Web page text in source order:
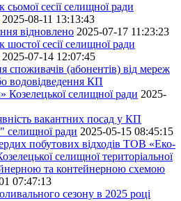
сесії селищної ради
2025-08-11 13:13:43
відновлено 2025-07-17 11:23:23
сесії селищної ради
2025-07-14 12:07:45
споживачів (абонентів) від мереж
водовідведення КП
Козелецької селищної ради 2025-
вакантних посад у КП
селищної ради 2025-05-15 08:45:15
побутових відходів ТОВ «Еко-
селищної територіальної
та контейнерною схемою
07:47:13
сезону в 2025 році